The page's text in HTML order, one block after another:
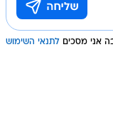
אני מסכים לתנאי השימוש